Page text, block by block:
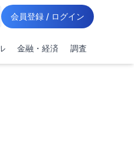
会員登録 / ログイン
金融・経済 調査